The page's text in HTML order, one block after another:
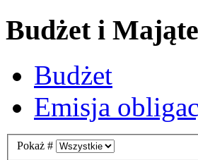
Budżet i
Budżet
Emisja
Pokaż #